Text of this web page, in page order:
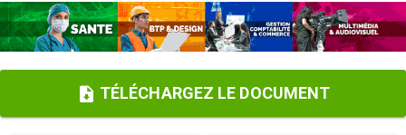
TÉLÉCHARGEZ LE DOCUMENT